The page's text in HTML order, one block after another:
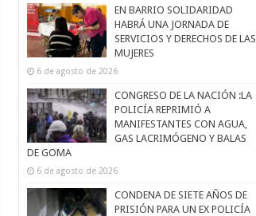
EN BARRIO SOLIDARIDAD
HABRÁ UNA JORNADA DE
SERVICIOS Y DERECHOS DE LAS
MUJERES
6 de agosto de 2026
CONGRESO DE LA NACIÓN :LA
POLICÍA REPRIMIÓ A
MANIFESTANTES CON AGUA,
GAS LACRIMÓGENO Y BALAS
DE GOMA
6 de agosto de 2026
CONDENA DE SIETE AÑOS DE
PRISIÓN PARA UN EX POLICÍA